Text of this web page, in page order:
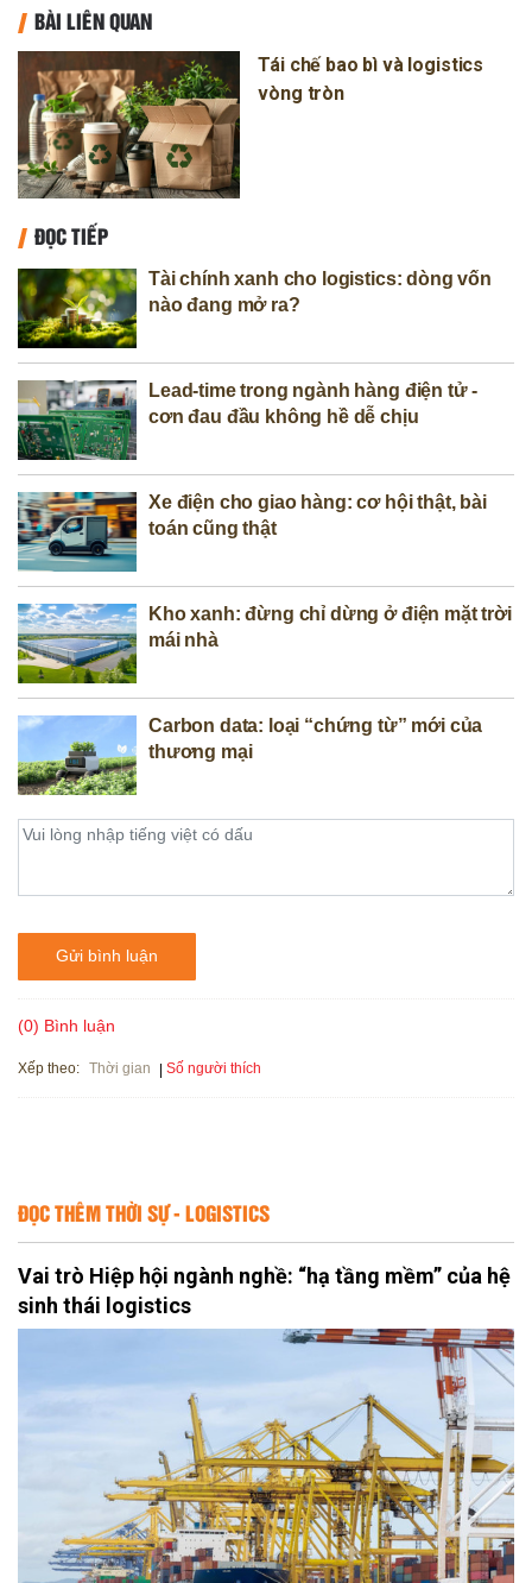
BÀI LIÊN QUAN
Tái chế bao bì và logistics
vòng tròn
ĐỌC TIẾP
Tài chính xanh cho logistics: dòng vốn
nào đang mở ra?
Lead-time trong ngành hàng điện tử -
cơn đau đầu không hề dễ chịu
Xe điện cho giao hàng: cơ hội thật, bài
toán cũng thật
Kho xanh: đừng chỉ dừng ở điện mặt trời
mái nhà
Carbon data: loại “chứng từ” mới của
thương mại
Gửi bình luận
(0) Bình luận
Xếp theo: Thời gian Số người thích
ĐỌC THÊM THỜI SỰ - LOGISTICS
Vai trò Hiệp hội ngành nghề: “hạ tầng mềm” của hệ
sinh thái logistics